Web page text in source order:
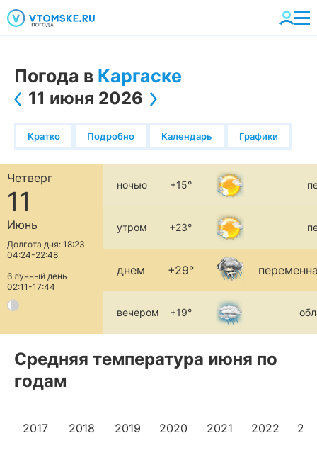
Погода в Каргаске
11 июня 2026
Кратко Подробно Календарь Графики
Четверг
11
Июнь
Долгота дня: 18:23
04:24-22:48
6 лунный день
02:11-17:44
ночью +15°
утром +23°
днем +29°
вечером +19°
Средняя температура июня по
годам
2017 2018 2019 2020 2021 2022